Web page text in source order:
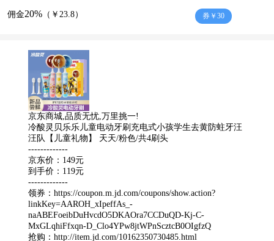
佣金20% （￥23.8） 券￥30
京东商城,品质无忧,万里挑一!
冷酸灵贝乐乐儿童电动牙刷充电式小孩学生去黄防蛀牙汪
汪队【儿童礼物】 天天/粉色/共4刷头
-------------
京东价：149元
到手价：119元
-------------
领券： https://coupon.m.jd.com/coupons/show.action?
linkKey=AAROH_xIpeffAs_-
naABEFoeibDuHvcdO5DKAOra7CCDuQD-Kj-C-
MxGLqhiFfxqn-D_Clo4YPw8jtWPnScztcB0OIgfzQ
抢购： http://item.jd.com/10162350730485.html